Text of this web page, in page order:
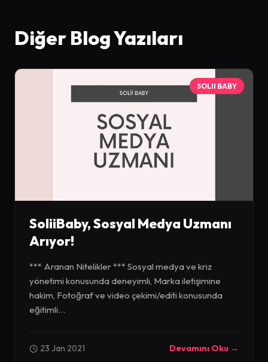
Diğer Blog Yazıları
SOLII BABY
SoliiBaby, Sosyal Medya Uzmanı
Arıyor!
*** Aranan Nitelikler *** Sosyal medya ve kriz
yönetimi konusunda deneyimli, Marka iletişimine
hakim, Fotoğraf ve video çekimi/editi konusunda
eğitimli...
23 Jan 2021 Devamını Oku →